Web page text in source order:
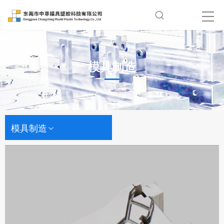
模具制造
模具制造